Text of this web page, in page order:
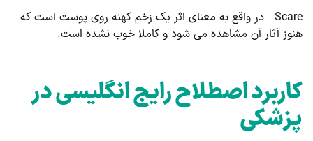
Scare در واقع به معنای اثر یک زخم کهنه روی پوست است که
هنوز آثار آن مشاهده می شود و کاملا خوب نشده است.
کاربرد اصطلاح رایج انگلیسی در
پزشکی